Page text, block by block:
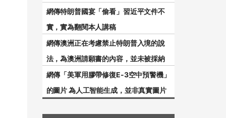
網傳特朗普國宴「偷看」習近平文件不
實，實為翻閱本人講稿
網傳澳洲正在考慮禁止特朗普入境的說
法，為澳洲請願書的內容，並未被採納
網傳「美軍用膠帶修復E-3空中預警機」
的圖片 為人工智能生成，並非真實圖片